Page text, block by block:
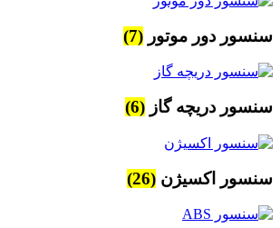
سنسور دور موتور (7)
سنسور دریچه گاز (6)
سنسور اکسیژن (26)